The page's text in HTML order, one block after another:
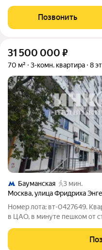
отделки. Квартира
корпуса 2.2 жилого квартала
Позвонить
31 500 000 ₽
70 м² 3-комн. квартира 8
Бауманская
3 мин.
Москва,улица Фридриха
Номер лота: вт-0427649.
в ЦАО, в минуте пешком от
мебелью. Все делалось под
цикл качественного